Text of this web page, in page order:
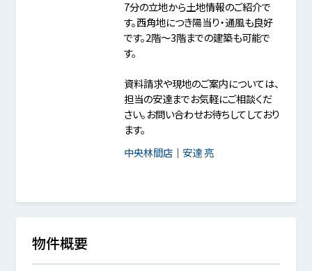
7分の立地から土地情報のご紹介で
す。西角地につき陽当り・通風も良好
です。2階～3階までの建築も可能で
す。
資料請求や現地のご案内については、
担当の安達までお気軽にご相談くだ
さい。お問い合わせお待ちしてしており
ます。
中央林間店｜ 安達 亮
物件概要